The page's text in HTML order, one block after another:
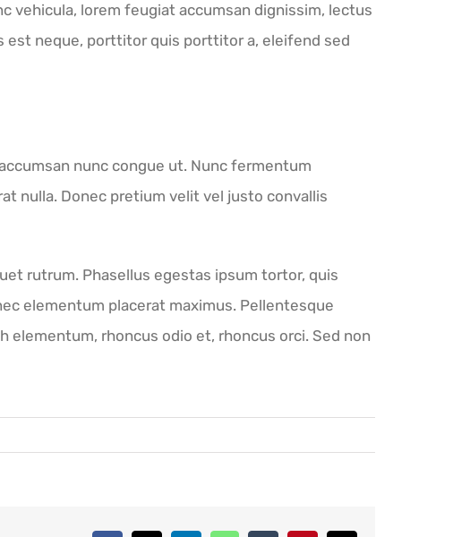
vehicula, lorem feugiat accumsan dignissim, lectus
est neque, porttitor quis porttitor a, eleifend sed
nunc congue ut. Nunc fermentum
nulla. Donec pretium velit vel justo convallis
rutrum. Phasellus egestas ipsum tortor, quis
elementum placerat maximus. Pellentesque
rhoncus odio et, rhoncus orci. Sed non